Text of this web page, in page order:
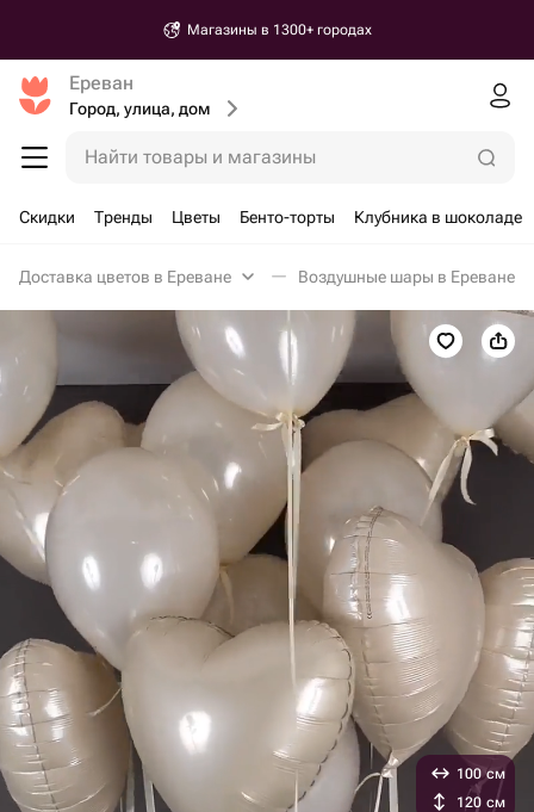
Магазины в 1300+ городах
Ереван
Город, улица, дом
Найти товары и магазины
Скидки Тренды Цветы Бенто-торты Клубника в шоколаде
Доставка цветов в Ереване Воздушные шары в Ереване
100 см
120 см